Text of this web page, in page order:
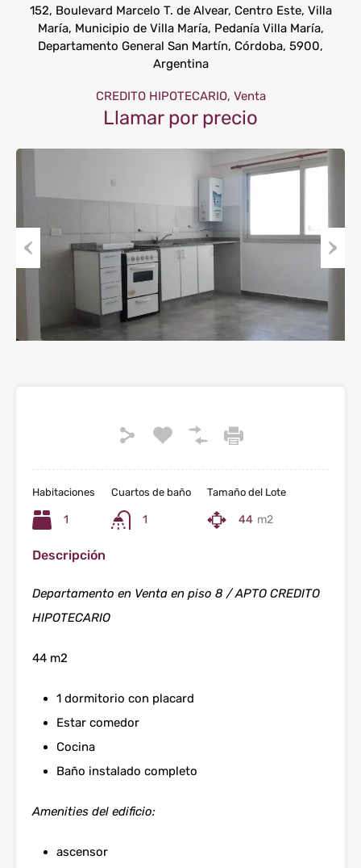
152, Boulevard Marcelo T. de Alvear, Centro Este, Villa
María, Municipio de Villa María, Pedanía Villa María,
Departamento General San Martín, Córdoba, 5900,
Argentina
CREDITO HIPOTECARIO, Venta
Llamar por precio
Habitaciones
1
Cuartos de baño
1
Tamaño del Lote
44 m2
Descripción
Departamento en Venta en piso 8 / APTO CREDITO
HIPOTECARIO
44 m2
1 dormitorio con placard
Estar comedor
Cocina
Baño instalado completo
Amenities del edificio:
ascensor